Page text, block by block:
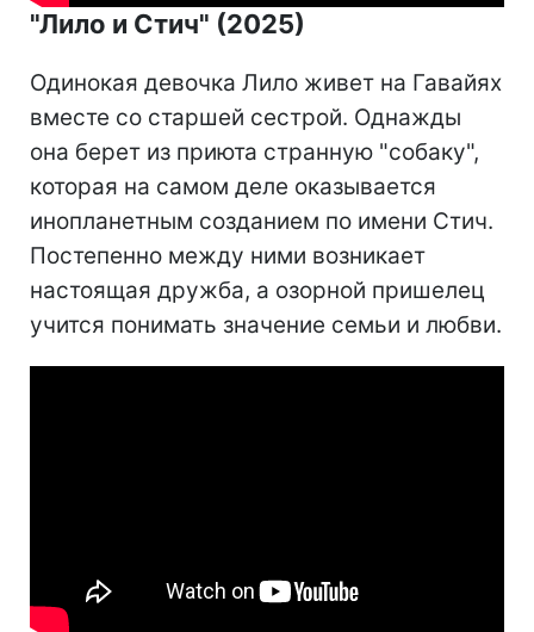
"Лило и Стич" (2025)
Одинокая девочка Лило живет на Гавайях
вместе со старшей сестрой. Однажды
она берет из приюта странную "собаку",
которая на самом деле оказывается
инопланетным созданием по имени Стич.
Постепенно между ними возникает
настоящая дружба, а озорной пришелец
учится понимать значение семьи и любви.